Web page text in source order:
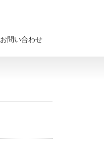
お問い合わせ